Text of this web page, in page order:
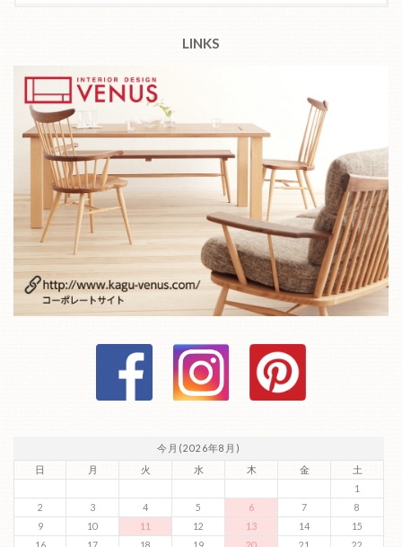
LINKS
今月(2026年8月)
日
月 火 水 木 金
土
1
2
3 4 5 6 7
8
9
10 11 12 13 14
15